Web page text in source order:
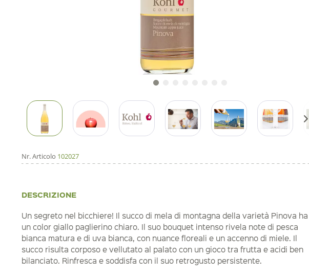
Nr. Articolo 102027
DESCRIZIONE
Un segreto nel bicchiere! Il succo di mela di montagna della varietà Pinova ha
un color giallo paglierino chiaro. Il suo bouquet intenso rivela note di pesca
bianca matura e di uva bianca, con nuance floreali e un accenno di miele. Il
succo risulta corposo e vellutato al palato con un gioco tra frutta e acidi ben
bilanciato. Rinfresca e soddisfa con il suo retrogusto persistente.